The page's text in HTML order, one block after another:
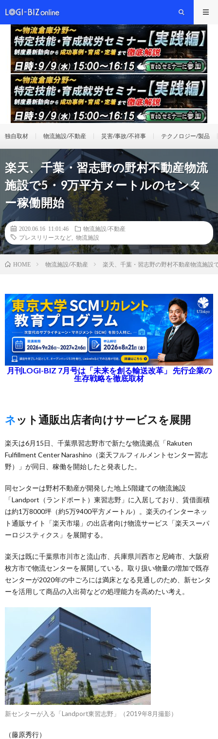
独自取材 物流施設/不動産 災害/事故/不祥事 テクノロジー/製品
楽天、千葉・習志野の野村不動産物流
施設で5・9万平方メートルのセンタ
ー稼働開始
2020.06.16 11:01:46
物流施設/不動産
プレスリリースなど
物流施設
HOME 物流施設/不動産 楽天、千葉・習志野の野村不動産物流施設
月刊LOGI-BIZ 7月号は「未来を創る輸送改革」 先行企業の
生存戦略を徹底取材
ネット通販出店者向けサービスを展開
楽天は6月15日、千葉県習志野市で新たな物流拠点「Rakuten
Fulfillment Center Narashino（楽天フルフィルメントセンター習志
野）」が同日、稼働を開始したと発表した。
同センターは野村不動産が開発した地上5階建ての物流施設
「Landport（ランドポート）東習志野」に入居しており、賃借面積
は約1万8000坪（約5万9400平方メートル）。楽天のインターネッ
ト通販サイト「楽天市場」の出店者向け物流サービス「楽天スーパ
ーロジスティクス」を展開する。
楽天は既に千葉県市川市と流山市、兵庫県川西市と尼崎市、大阪府
枚方市で物流センターを展開している。取り扱い物量の増加で既存
センターが2020年の中ごろには満床となる見通しのため、新センタ
ーを活用して商品の入出荷などの処理能力を高めたい考え。
新センターが入る「Landport東習志野」（2019年8月撮影）
（藤原秀行）